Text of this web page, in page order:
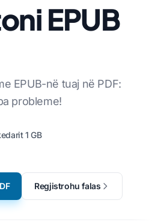
EPUB
EPUB-në tuaj në PDF:
probleme!
1 GB
Regjistrohu falas